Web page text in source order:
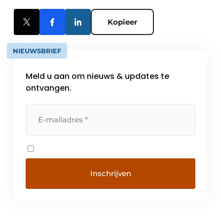
Kopieer
NIEUWSBRIEF
Meld u aan om nieuws & updates te
ontvangen.